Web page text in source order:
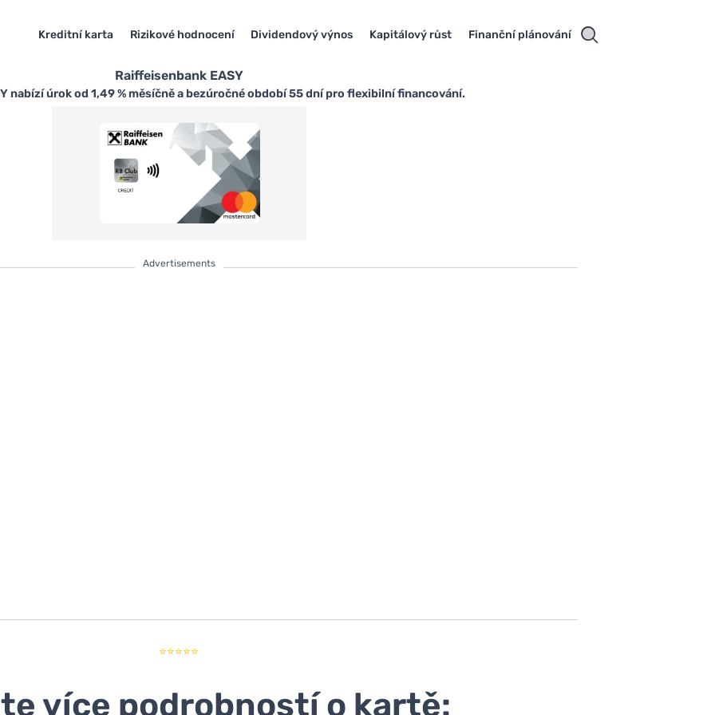
Kreditní karta Rizikové hodnocení Dividendový výnos Kapitálový růst Finanční plánování
Raiffeisenbank EASY
nabízí úrok od 1,49 % měsíčně a bezúročné období 55 dní pro flexibilní financování.
Advertisements
⭐⭐⭐⭐⭐
více podrobností o kartě: